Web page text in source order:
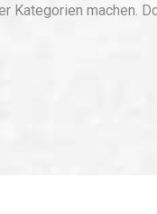
Kategorien machen.